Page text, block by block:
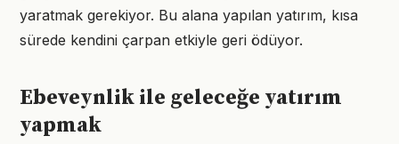
yaratmak gerekiyor. Bu alana yapılan yatırım, kısa
sürede kendini çarpan etkiyle geri ödüyor.
Ebeveynlik ile geleceğe yatırım
yapmak